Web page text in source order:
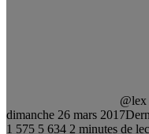
@lex
dimanche 26 mars 2017
1 575 5 634 2 minutes de